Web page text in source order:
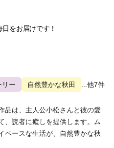
をお届けです！
リー 自然豊かな秋田 ...他7件
品は、主人公小松さんと彼の愛
、読者に癒しを提供します。ム
ペースな生活が、自然豊かな秋